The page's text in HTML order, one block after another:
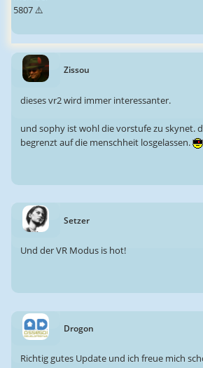
Zissou
dieses vr2 wird immer interessanter.
und sophy ist wohl die vorstufe zu skynet.
begrenzt auf die menschheit losgelassen.
Setzer
Und der VR Modus is hot!
Drogon
Richtig gutes Update und ich freue mich